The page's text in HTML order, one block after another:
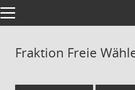
Toggle navigation
Fraktion Freie